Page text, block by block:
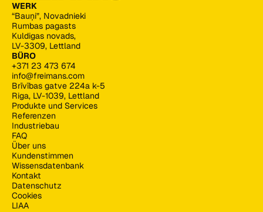
WERK
“Bauņi”, Novadnieki
Rumbas pagasts
Kuldigas novads,
LV-3309, Lettland
BÜRO
+371 23 473 674
info@freimans.com
Brīvības gatve 224a k-5
Riga, LV-1039, Lettland
Produkte und Services
Referenzen
Industriebau
FAQ
Über uns
Kundenstimmen
Wissensdatenbank
Kontakt
Datenschutz
Cookies
LIAA